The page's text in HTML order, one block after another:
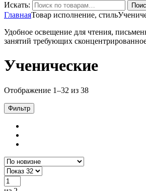
Искать:
ГлавнаяТовар исполнение, стиль
Удобное освещение для чтения,
занятий требующих
Ученические
Отображение 1–32 из 38
Фильтр